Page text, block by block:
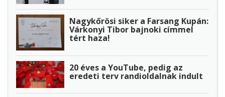
Nagykőrösi siker a Farsang Kupán:
Várkonyi Tibor bajnoki címmel
tért haza!
20 éves a YouTube, pedig az
eredeti terv randioldalnak indult